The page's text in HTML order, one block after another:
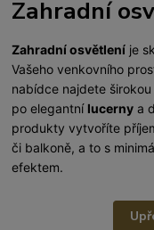
Zahradní
Zahradní osvětlení je
Vašeho venkovního
nabídce najdete
po elegantní lucerny a
produkty vytvoříte
či balkoně, a to s
efektem.